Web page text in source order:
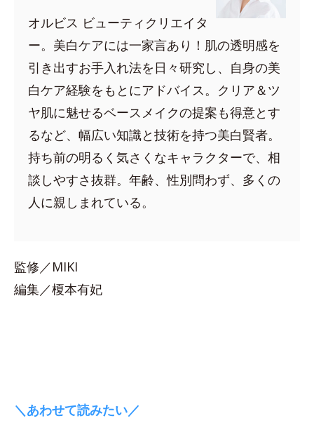
オルビス ビューティクリエイタ
ー。美白ケアには一家言あり！肌の透明感を
引き出すお手入れ法を日々研究し、自身の美
白ケア経験をもとにアドバイス。クリア＆ツ
ヤ肌に魅せるベースメイクの提案も得意とす
るなど、幅広い知識と技術を持つ美白賢者。
持ち前の明るく気さくなキャラクターで、相
談しやすさ抜群。年齢、性別問わず、多くの
人に親しまれている。
監修／MIKI
編集／榎本有妃
＼あわせて読みたい／